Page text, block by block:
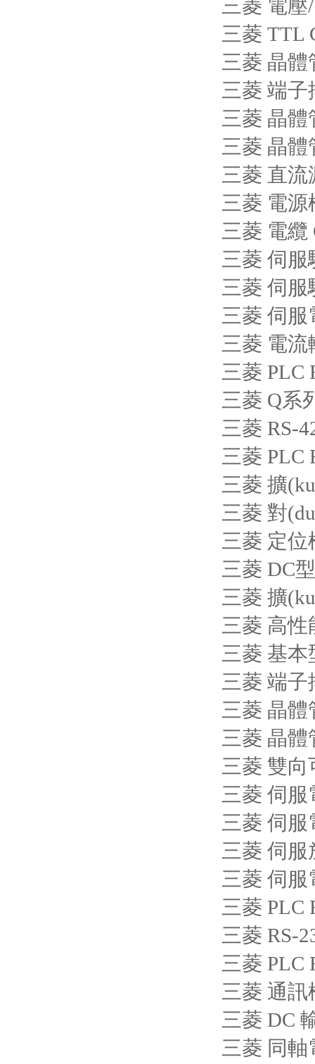
三菱 電壓
三菱 TTL
三菱 晶
三菱 端子
三菱 晶體
三菱 晶體
三菱 直流
三菱 電源
三菱 電纜
三菱 伺服
三菱 伺服
三菱 伺服
三菱 電
三菱 PLC
三菱 Q系
三菱 RS-
三菱 PLC
三菱 擴
三菱 對
三菱 定位
三菱 DC
三菱 擴
三菱 高性
三菱 基本
三菱 端子
三菱 晶體
三菱 晶體
三菱 雙向
三菱 伺服
三菱 伺服
三菱 伺服
三菱 伺服
三菱 PLC
三菱 RS-
三菱 PLC
三菱 通訊
三菱 DC
三菱 同軸